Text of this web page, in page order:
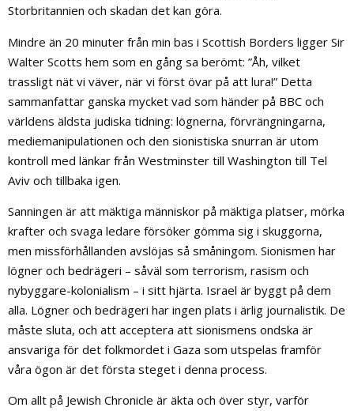
Storbritannien och skadan det kan göra.
Mindre än 20 minuter från min bas i Scottish Borders ligger Sir
Walter Scotts hem som en gång sa berömt: ”Åh, vilket
trassligt nät vi väver, när vi först övar på att lura!” Detta
sammanfattar ganska mycket vad som händer på BBC och
världens äldsta judiska tidning: lögnerna, förvrängningarna,
mediemanipulationen och den sionistiska snurran är utom
kontroll med länkar från Westminster till Washington till Tel
Aviv och tillbaka igen.
Sanningen är att mäktiga människor på mäktiga platser, mörka
krafter och svaga ledare försöker gömma sig i skuggorna,
men missförhållanden avslöjas så småningom. Sionismen har
lögner och bedrägeri – såväl som terrorism, rasism och
nybyggare-kolonialism – i sitt hjärta. Israel är byggt på dem
alla. Lögner och bedrägeri har ingen plats i ärlig journalistik. De
måste sluta, och att acceptera att sionismens ondska är
ansvariga för det folkmordet i Gaza som utspelas framför
våra ögon är det första steget i denna process.
Om allt på Jewish Chronicle är äkta och över styr, varför